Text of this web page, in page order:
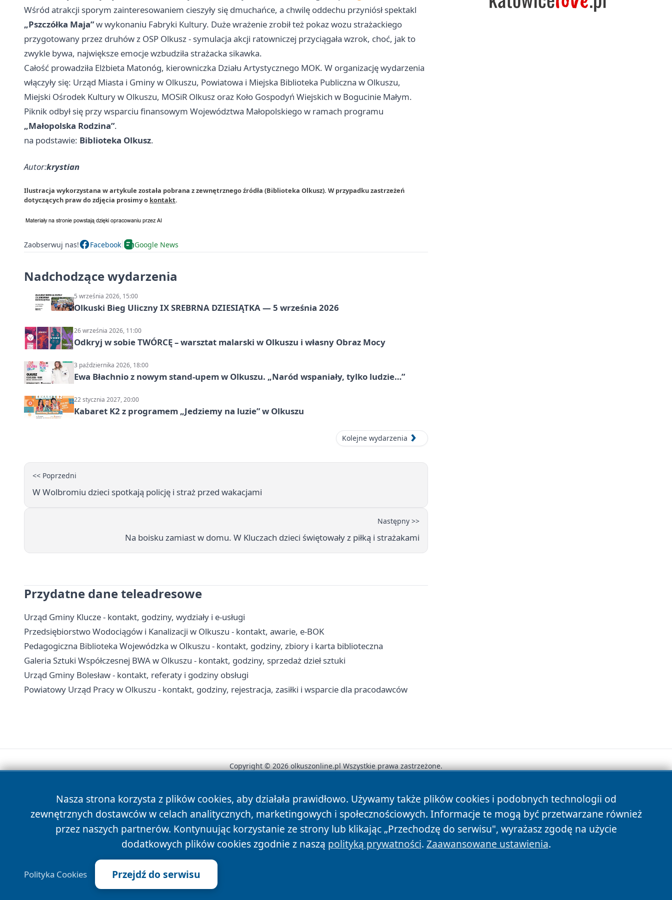
Wśród atrakcji sporym zainteresowaniem cieszyły się dmuchańce, a chwilę oddechu przyniósł spektakl
„Pszczółka Maja”w wykonaniu Fabryki Kultury. Duże wrażenie zrobił też pokaz wozu strażackiego
przygotowany przez druhów z OSP Olkusz - symulacja akcji ratowniczej przyciągała wzrok, choć, jak to
zwykle bywa, największe emocje wzbudziła strażacka sikawka.
Całość prowadziła Elżbieta Matonóg, kierowniczka Działu Artystycznego MOK. W organizację wydarzenia
włączyły się: Urząd Miasta i Gminy w Olkuszu, Powiatowa i Miejska Biblioteka Publiczna w Olkuszu,
Miejski Ośrodek Kultury w Olkuszu, MOSiR Olkusz oraz Koło Gospodyń Wiejskich w Bogucinie Małym.
Piknik odbył się przy wsparciu finansowym Województwa Małopolskiego w ramach programu
„Małopolska Rodzina”.
na podstawie: Biblioteka Olkusz.
Autor:krystian
Ilustracja wykorzystana w artykule została pobrana z zewnętrznego źródła (Biblioteka Olkusz). W przypadku zastrzeżeń
dotyczących praw do zdjęcia prosimy o kontakt.
Zaobserwuj nas! Facebook Google News
Nadchodzące wydarzenia
5 września 2026, 15:00
Olkuski Bieg Uliczny IX SREBRNA DZIESIĄTKA — 5 września 2026
26 września 2026, 11:00
Odkryj w sobie TWÓRCĘ – warsztat malarski w Olkuszu i własny Obraz Mocy
3 października 2026, 18:00
Ewa Błachnio z nowym stand-upem w Olkuszu. „Naród wspaniały, tylko ludzie…”
22 stycznia 2027, 20:00
Kabaret K2 z programem „Jedziemy na luzie” w Olkuszu
Kolejne wydarzenia
<< Poprzedni
W Wolbromiu dzieci spotkają policję i straż przed wakacjami
Następny >>
Na boisku zamiast w domu. W Kluczach dzieci świętowały z piłką i strażakami
Przydatne dane teleadresowe
Urząd Gminy Klucze - kontakt, godziny, wydziały i e-usługi
Przedsiębiorstwo Wodociągów i Kanalizacji w Olkuszu - kontakt, awarie, e-BOK
Pedagogiczna Biblioteka Wojewódzka w Olkuszu - kontakt, godziny, zbiory i karta biblioteczna
Galeria Sztuki Współczesnej BWA w Olkuszu - kontakt, godziny, sprzedaż dzieł sztuki
Urząd Gminy Bolesław - kontakt, referaty i godziny obsługi
Powiatowy Urząd Pracy w Olkuszu - kontakt, godziny, rejestracja, zasiłki i wsparcie dla pracodawców
Nasza strona korzysta z plików cookies, aby działała prawidłowo. Używamy także plików cookies i podobnych technologii od
zewnętrznych dostawców w celach analitycznych, marketingowych i społecznościowych. Informacje te mogą być przetwarzane również
przez naszych partnerów. Kontynuując korzystanie ze strony lub klikając „Przechodzę do serwisu", wyrażasz zgodę na użycie
dodatkowych plików cookies zgodnie z naszą polityką prywatności. Zaawansowane ustawienia.
Polityka Cookies Przejdź do serwisu
Copyright © 2026 olkuszonline.pl Wszystkie prawa zastrzeżone.
News Autorzy Polityka Prywatności Polityka Cookies